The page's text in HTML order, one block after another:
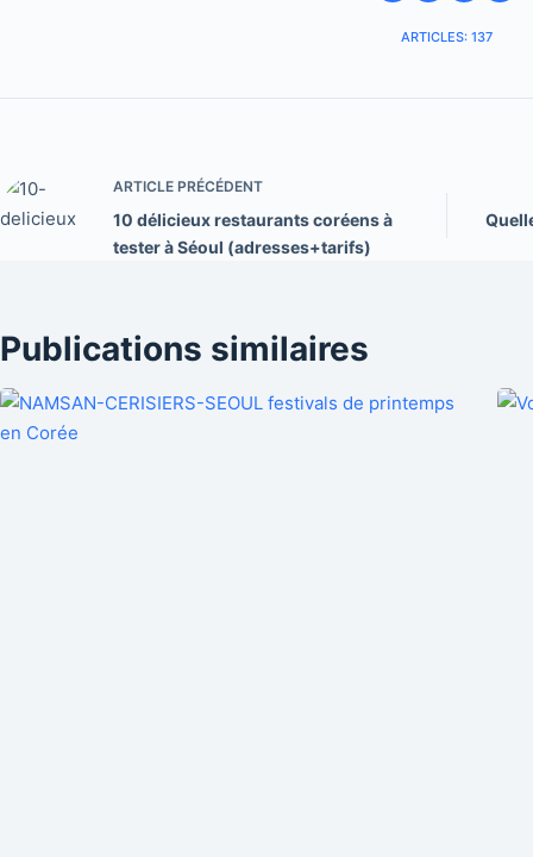
ARTICLES: 137
ARTICLE PRÉCÉDENT
10 délicieux restaurants coréens à
tester à Séoul (adresses+tarifs)
Publications similaires